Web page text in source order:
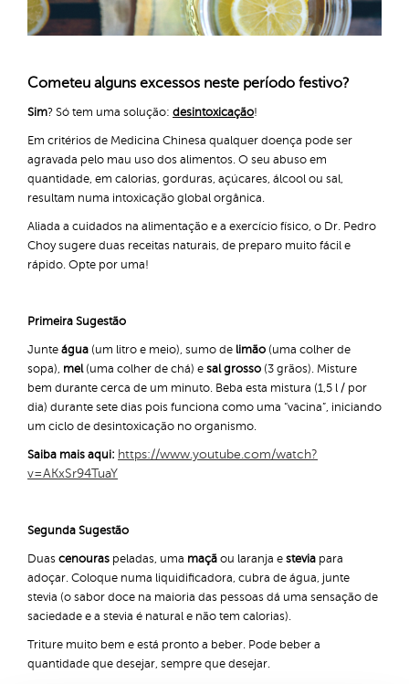
Cometeu alguns excessos neste período festivo?
Sim? Só tem uma solução: desintoxicação!
Em critérios de Medicina Chinesa qualquer doença pode ser
agravada pelo mau uso dos alimentos. O seu abuso em
quantidade, em calorias, gorduras, açúcares, álcool ou sal,
resultam numa intoxicação global orgânica.
Aliada a cuidados na alimentação e a exercício físico, o Dr. Pedro
Choy sugere duas receitas naturais, de preparo muito fácil e
rápido. Opte por uma!
Primeira Sugestão
Junte água (um litro e meio), sumo de limão (uma colher de
sopa), mel(uma colher de chá) e sal grosso (3 grãos). Misture
bem durante cerca de um minuto. Beba esta mistura (1,5 l / por
dia) durante sete dias pois funciona como uma “vacina”, iniciando
um ciclo de desintoxicação no organismo.
Saiba mais aqui: https://www.youtube.com/watch?
v=AKxSr94TuaY
Segunda Sugestão
Duas cenouras peladas, uma maçã ou laranja e stevia para
adoçar. Coloque numa liquidificadora, cubra de água, junte
stevia (o sabor doce na maioria das pessoas dá uma sensação de
saciedade e a stevia é natural e não tem calorias).
Triture muito bem e está pronto a beber. Pode beber a
quantidade que desejar, sempre que desejar.